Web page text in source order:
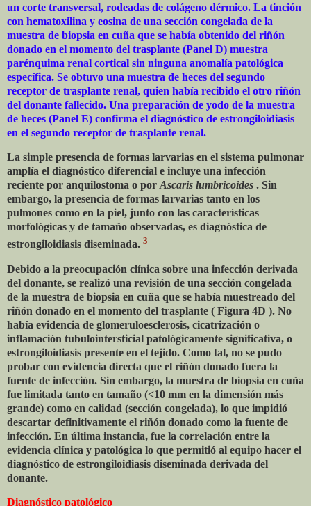
un corte transversal, rodeadas de colágeno dérmico. La tinción
con hematoxilina y eosina de una sección congelada de la
muestra de biopsia en cuña que se había obtenido del riñón
donado en el momento del trasplante (Panel D) muestra
parénquima renal cortical sin ninguna anomalía patológica
específica. Se obtuvo una muestra de heces del segundo
receptor de trasplante renal, quien había recibido el otro riñón
del donante fallecido. Una preparación de yodo de la muestra
de heces (Panel E) confirma el diagnóstico de estrongiloidiasis
en el segundo receptor de trasplante renal.
La simple presencia de formas larvarias en el sistema pulmonar
amplía el diagnóstico diferencial e incluye una infección
reciente por anquilostoma o porAscaris lumbricoides . Sin
embargo, la presencia de formas larvarias tanto en los
pulmones como en la piel, junto con las características
morfológicas y de tamaño observadas, es diagnóstica de
estrongiloidiasis diseminada. 3
Debido a la preocupación clínica sobre una infección derivada
del donante, se realizó una revisión de una sección congelada
de la muestra de biopsia en cuña que se había muestreado del
riñón donado en el momento del trasplante ( Figura 4D ). No
había evidencia de glomeruloesclerosis, cicatrización o
inflamación tubulointersticial patológicamente significativa, o
estrongiloidiasis presente en el tejido. Como tal, no se pudo
probar con evidencia directa que el riñón donado fuera la
fuente de infección. Sin embargo, la muestra de biopsia en cuña
fue limitada tanto en tamaño (<10 mm en la dimensión más
grande) como en calidad (sección congelada), lo que impidió
descartar definitivamente el riñón donado como la fuente de
infección. En última instancia, fue la correlación entre la
evidencia clínica y patológica lo que permitió al equipo hacer el
diagnóstico de estrongiloidiasis diseminada derivada del
donante.
Diagnóstico patológico